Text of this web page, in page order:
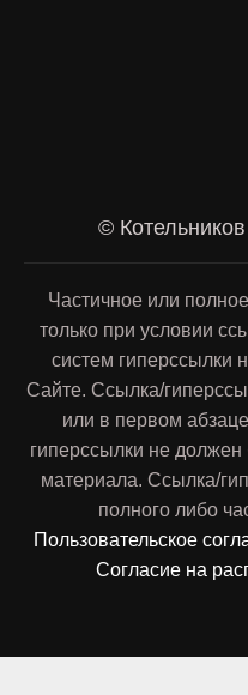
©
Частичное или
только при условии
систем гиперссылки
Сайте. Ссылка/
или в первом
гиперссылки не
материала. Ссылка/
полного либо
Пользовательское
Согласие на